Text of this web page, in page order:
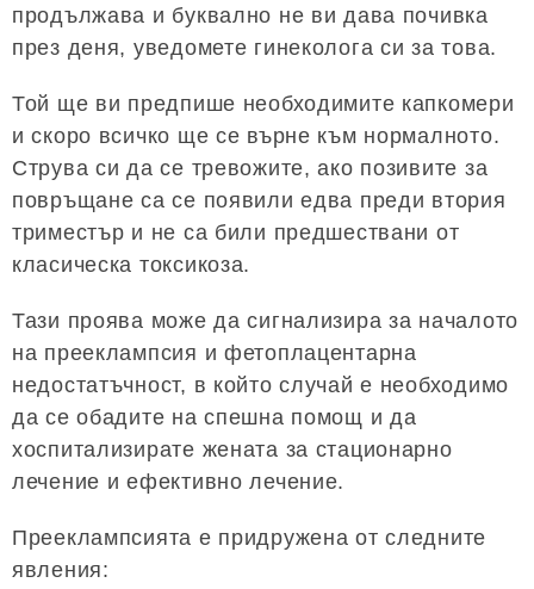
продължава и буквално не ви дава почивка
през деня, уведомете гинеколога си за това.
Той ще ви предпише необходимите капкомери
и скоро всичко ще се върне към нормалното.
Струва си да се тревожите, ако позивите за
повръщане са се появили едва преди втория
триместър и не са били предшествани от
класическа токсикоза.
Тази проява може да сигнализира за началото
на прееклампсия и фетоплацентарна
недостатъчност, в който случай е необходимо
да се обадите на спешна помощ и да
хоспитализирате жената за стационарно
лечение и ефективно лечение.
Прееклампсията е придружена от следните
явления: